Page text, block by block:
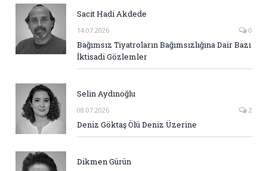
Sacit Hadi Akdede
14.07.2026 0
Bağımsız Tiyatroların Bağımsızlığına Dair Bazı
İktisadi Gözlemler
Selin Aydınoğlu
08.07.2026 2
Deniz Göktaş Ölü Deniz Üzerine
Dikmen Gürün